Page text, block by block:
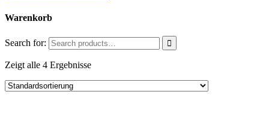
Warenkorb
Search for:
Zeigt alle 4 Ergebnisse